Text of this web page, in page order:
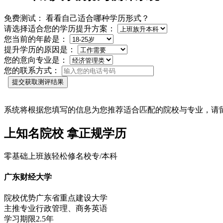
免费测试： 看看自己适合哪种学历形式？
请选择适合您的学历提升方案：
您当前的年龄是：
提升学历的原因是：
您的意向专业是：
您的联系方式：
提交获取测评结果
系统将根据您填写的信息为您推荐适合匹配的院校与专业，请
上知名院校 拿正规学历
零基础上班族轻松修名校专/本科
广东财经大学
院校优势广东省重点建设大学
主推专业行政管理、商务英语
学习期限2.5年